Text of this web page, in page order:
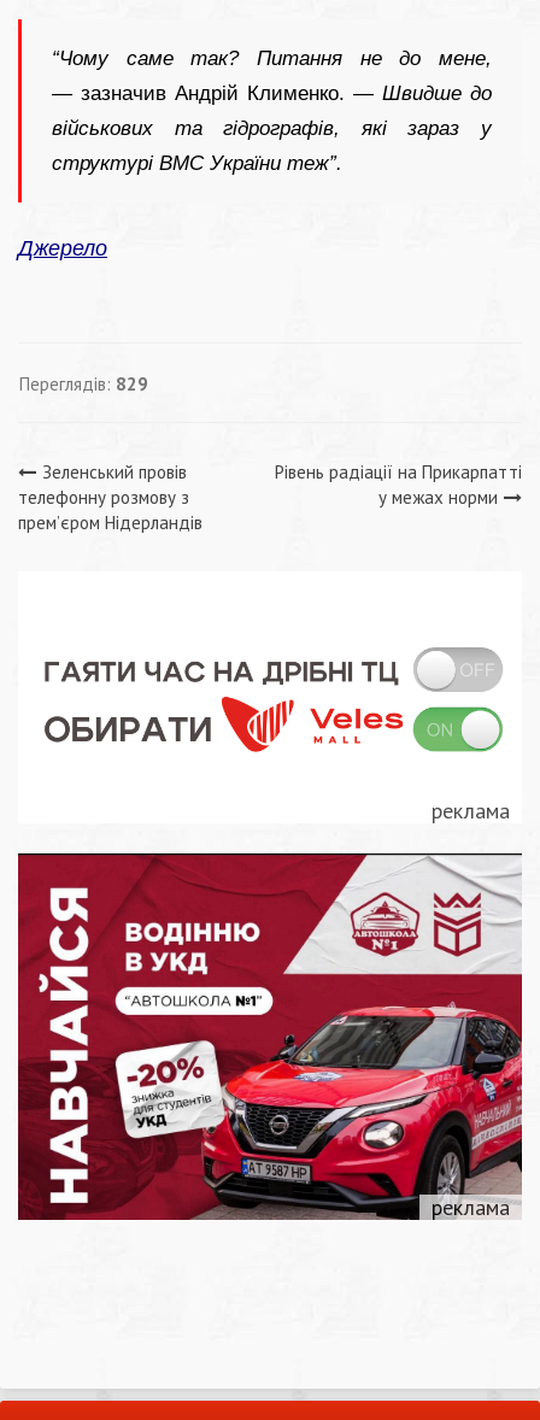
“Чому саме так? Питання не до мене,
— зазначив Андрій Клименко. — Швидше до
військових та гідрографів, які зараз у
структурі ВМС України теж”.
Джерело
Переглядів: 829
Навігація
записів
Зеленський провів
телефонну розмову з
прем’єром Нідерландів
Рівень радіації на Прикарпатті
у межах норми